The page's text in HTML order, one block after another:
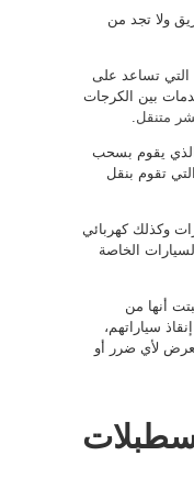
ولا تجد من
تساعد على
بين الكرجات
متنقل
الذي يقوم بسحب
تقوم بنقل
وكذلك كهربائي
الخاصة
أنها من
سياراتهم،
لأي ضرر أو
اسطبلات